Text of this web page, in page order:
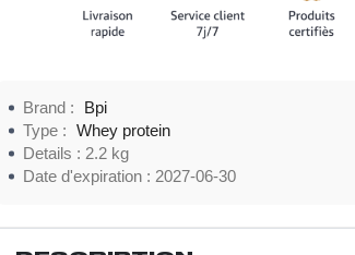
Brand :
Bpi
Type :
Whey protein
Details :
2.2 kg
Date d'expiration : 2027-06-30